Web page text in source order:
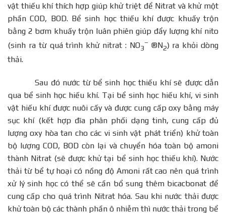
vật thiếu khí thích hợp giúp khử triệt để Nitrat và khử một
phần COD, BOD. Bể sinh học thiếu khí được khuấy trộn
bằng 2 bơm khuấy trộn luân phiên giúp đẩy lượng khí nito
(sinh ra từ quá trình khử nitrat : NO3
– ®N­2­) ra khỏi dòng
thải.
Sau đó nước từ bể sinh học thiếu khí sẽ được dẫn
qua bể sinh học hiếu khí. Tại bể sinh học hiếu khí, vi sinh
vật hiếu khí được nuôi cấy và được cung cấp oxy bằng máy
sục khí (kết hợp đĩa phân phối dạng tinh, cung cấp đủ
lượng oxy hòa tan cho các vi sinh vật phát triển) khử toàn
bộ lượng COD, BOD còn lại và chuyển hóa toàn bộ amoni
thành Nitrat (sẽ được khử tại bể sinh học thiếu khí). Nước
thải từ bể tự hoại có nồng độ Amoni rất cao nên quá trình
xử lý sinh học có thể sẽ cần bổ sung thêm bicacbonat để
cung cấp cho quá trình Nitrat hóa. Sau khi nước thải được
khử toàn bộ các thành phần ô nhiễm thì nước thải trong bể